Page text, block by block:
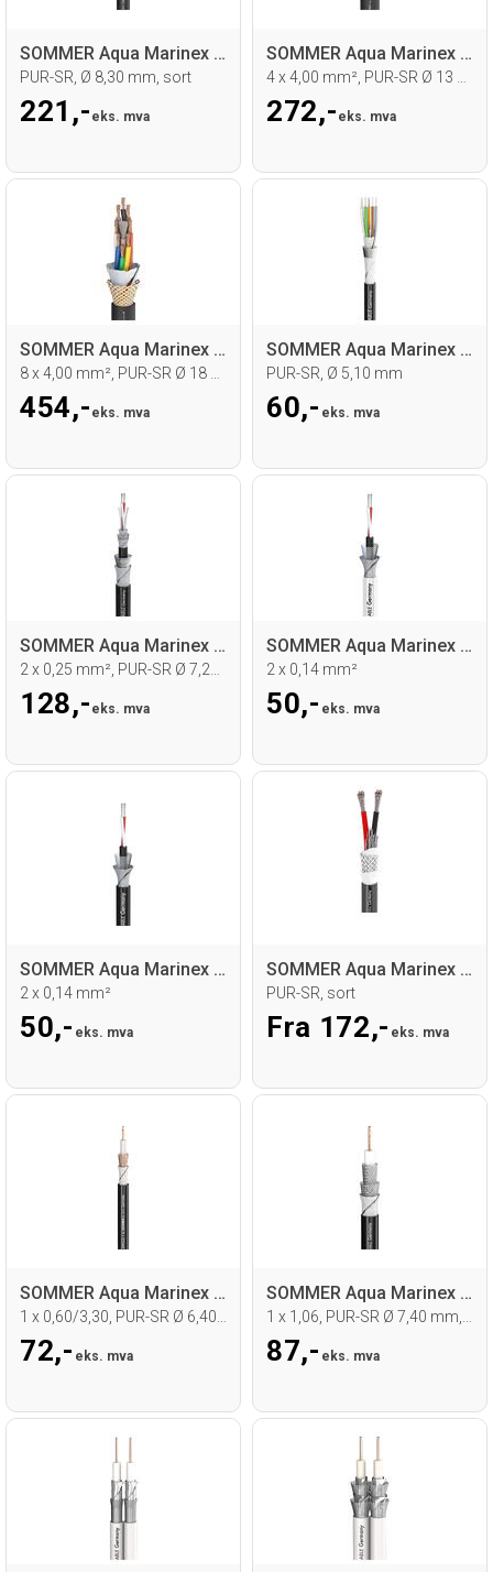
SOMMER Aqua Marinex CAT.6-kabel
PUR-SR, Ø 8,30 mm, sort
221,- eks. mva
SOMMER Aqua Marinex EL440 Høyt.kabel
272,- eks. mva
SOMMER Aqua Marinex EL840 Høyt.kabel
454,- eks. mva
SOMMER Aqua Marinex LED Control
PUR-SR, Ø 5,10 mm
60,- eks. mva
SOMMER Aqua Marinex M 25 Mikrofonkabel
128,- eks. mva
SOMMER Aqua Marinex Mikro Mikrofonkabel
2 x 0,14 mm²
50,- eks. mva
SOMMER Aqua Marinex Mikro Mikrofonkabel
2 x 0,14 mm²
50,- eks. mva
SOMMER Aqua Marinex S Høyt.kabel
PUR-SR, sort
Fra 172,- eks. mva
SOMMER Aqua Marinex Video Videokabel
72,- eks. mva
SOMMER Aqua Marinex Video Videokabel
87,- eks. mva